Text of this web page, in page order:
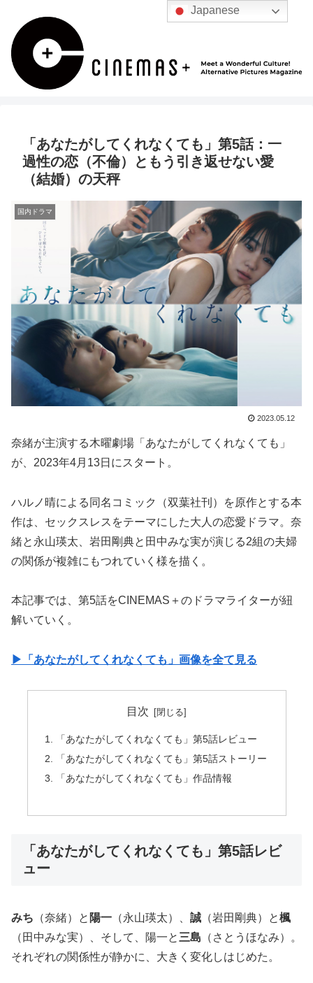
「あなたがしてくれなくても」第5話：一
過性の恋（不倫）ともう引き返せない愛
（結婚）の天秤
国内ドラマ
2023.05.12
奈緒が主演する木曜劇場「あなたがしてくれなくても」
が、2023年4月13日にスタート。
ハルノ晴による同名コミック（双葉社刊）を原作とする本
作は、セックスレスをテーマにした大人の恋愛ドラマ。奈
緒と永山瑛太、岩田剛典と田中みな実が演じる2組の夫婦
の関係が複雑にもつれていく様を描く。
本記事では、第5話をCINEMAS＋のドラマライターが紐
解いていく。
▶︎「あなたがしてくれなくても」画像を全て見る
目次
「あなたがしてくれなくても」第5話レビュー
「あなたがしてくれなくても」第5話ストーリー
「あなたがしてくれなくても」作品情報
「あなたがしてくれなくても」第5話レビ
ュー
みち （奈緒）と 陽一 （永山瑛太）、 誠 （岩田剛典）と楓
（田中みな実）、そして、陽一と 三島 （さとうほなみ）。
それぞれの関係性が静かに、大きく変化しはじめた。
Japanese